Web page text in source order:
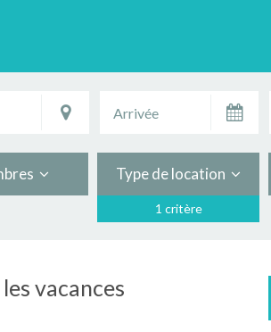
Type de location
1 critère
vacances